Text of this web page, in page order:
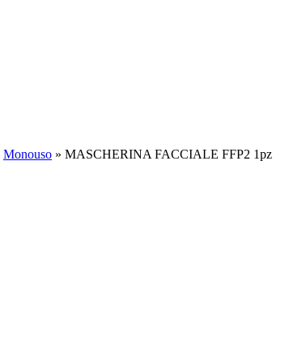
Monouso » MASCHERINA FACCIALE FFP2 1pz